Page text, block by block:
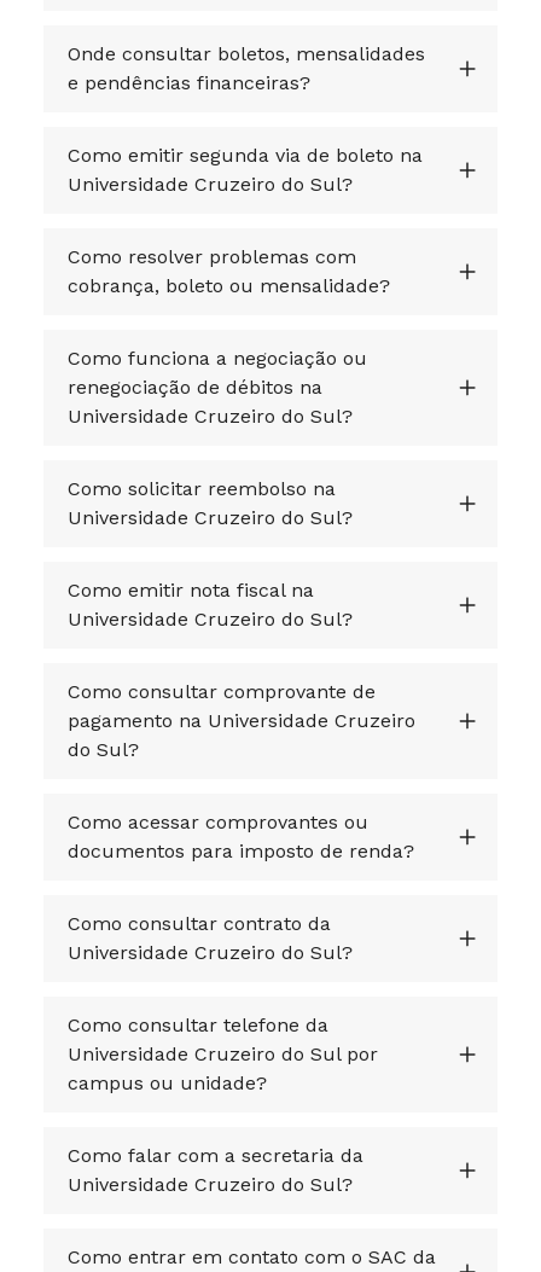
Onde consultar boletos, mensalidades
e pendências financeiras?
Como emitir segunda via de boleto na
Universidade Cruzeiro do Sul?
Como resolver problemas com
cobrança, boleto ou mensalidade?
Como funciona a negociação ou
renegociação de débitos na
Universidade Cruzeiro do Sul?
Como solicitar reembolso na
Universidade Cruzeiro do Sul?
Como emitir nota fiscal na
Universidade Cruzeiro do Sul?
Como consultar comprovante de
pagamento na Universidade Cruzeiro
do Sul?
Como acessar comprovantes ou
documentos para imposto de renda?
Como consultar contrato da
Universidade Cruzeiro do Sul?
Como consultar telefone da
Universidade Cruzeiro do Sul por
campus ou unidade?
Como falar com a secretaria da
Universidade Cruzeiro do Sul?
Como entrar em contato com o SAC da